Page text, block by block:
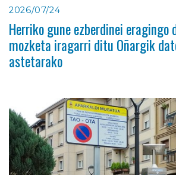
2026/07/24
Herriko gune ezberdinei
mozketa iragarri ditu Oñargik
astetarako